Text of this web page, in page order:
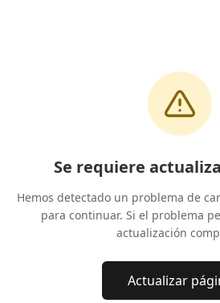
Se requiere
Hemos detectado un problema de
para continuar. Si el problema
actualización
Actualizar